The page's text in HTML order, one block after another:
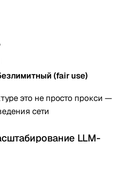
(fair use)
это не просто прокси —
сети
LLM-